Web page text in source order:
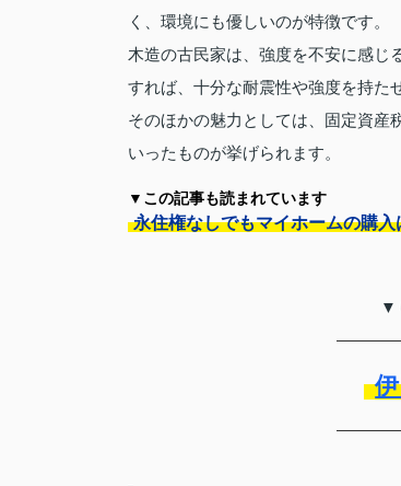
く、環境にも優しいのが特徴です。
木造の古民家は、強度を不安に感じ
すれば、十分な耐震性や強度を持た
そのほかの魅力としては、固定資産
いったものが挙げられます。
▼この記事も読まれています
永住権なしでもマイホームの購
▼